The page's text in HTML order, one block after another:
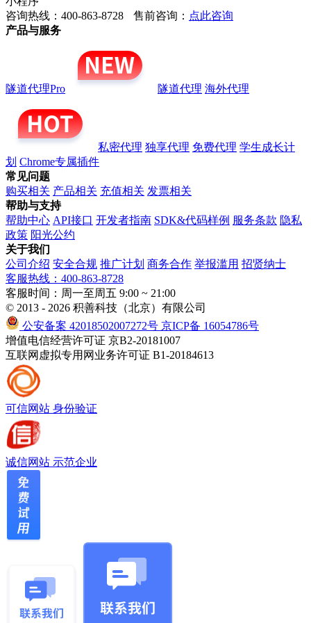
咨询热线：400-863-8728
售前咨询： 点此咨询
产品与服务
隧道代理Pro 隧道代理 海外代理
私密代理 独享代理 免费代理 学生成长计
划 Chrome专属插件
常见问题
购买相关 产品相关 充值相关 发票相关
帮助与支持
帮助中心 API接口 开发者指南 SDK&代码样例 服务条款 隐私
政策 阳光公约
关于我们
公司介绍 安全合规 推广计划 商务合作 举报滥用 招贤纳士
客服热线：400-863-8728
客服时间：周一至周五 9:00 ~ 21:00
© 2013 - 2026 积善科技（北京）有限公司
公安备案 42018502007272号 京ICP备 16054786号
增值电信经营许可证 京B2-20181007
互联网虚拟专用网业务许可证 B1-20184613
可信网站 身份验证
诚信网站 示范企业